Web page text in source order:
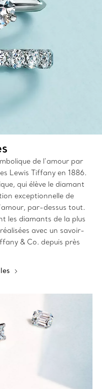
de l’amour par
Lewis Tiffany en 1886.
qui élève le diamant
exceptionnelle de
par-dessus tout.
les diamants de la plus
avec un savoir-
& Co. depuis près